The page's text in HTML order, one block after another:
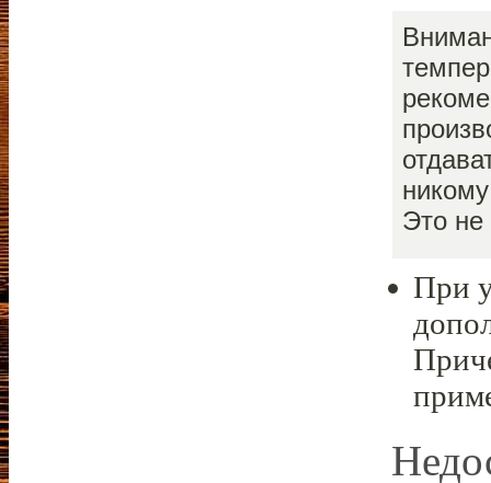
Это не
При